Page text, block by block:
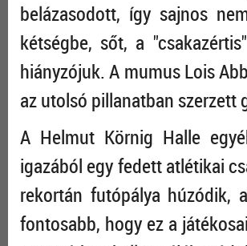
belázasodott, így sajnos
kétségbe, sőt, a
hiányzójuk. A mumus Lois
az utolsó pillanatban szerzett
A Helmut Körnig Halle
igazából egy fedett atlétikai
rekortán futópálya húzódik,
fontosabb, hogy ez a